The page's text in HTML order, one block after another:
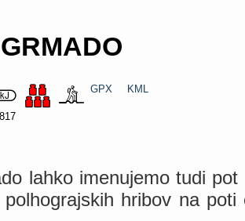
GPX KML
lahko imenujemo tudi
hribov na